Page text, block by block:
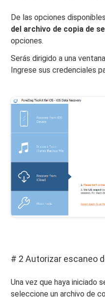
De las opciones
del archivo de copia de
opciones.
Serás dirigido a una
Ingrese sus credenciales
# 2 Autorizar escaneo
Una vez que haya iniciado
seleccione un archivo de